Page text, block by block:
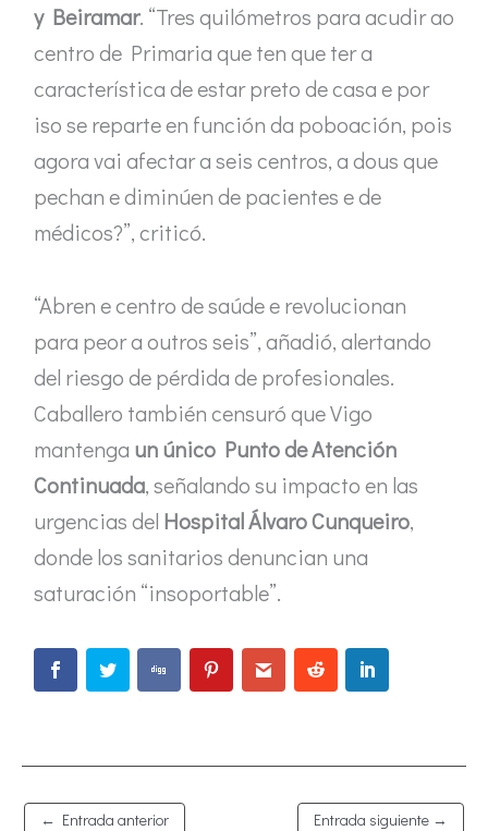
y Beiramar. “Tres quilómetros para acudir ao
centro de Primaria que ten que ter a
característica de estar preto de casa e por
iso se reparte en función da poboación, pois
agora vai afectar a seis centros, a dous que
pechan e diminúen de pacientes e de
médicos?”, criticó.
“Abren e centro de saúde e revolucionan
para peor a outros seis”, añadió, alertando
del riesgo de pérdida de profesionales.
Caballero también censuró que Vigo
mantenga un único Punto de Atención
Continuada, señalando su impacto en las
urgencias del Hospital Álvaro Cunqueiro,
donde los sanitarios denuncian una
saturación “insoportable”.
← Entrada anterior Entrada siguiente →